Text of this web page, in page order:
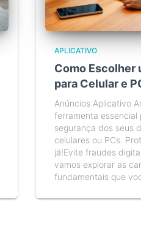
APLICATIVO
Como Escolher
para Celular e
Anúncios Aplicativo
ferramenta essencial
segurança dos seus
celulares ou PCs.
já!Evite fraudes
vamos explorar as
fundamentais que